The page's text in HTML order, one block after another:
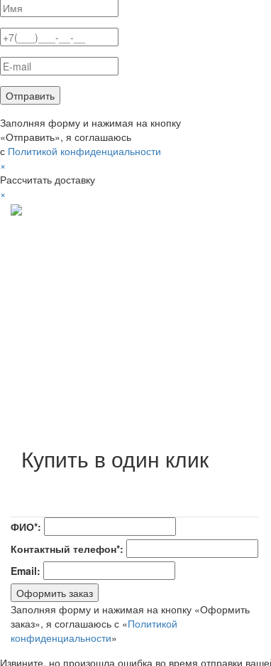
Заполняя форму и нажимая на кнопку
«Отправить», я соглашаюсь
с Политикой конфиденциальности
×
Рассчитать доставку
×
Купить в один клик
ФИО*:
Контактный телефон*:
Email:
Оформить заказ
Заполняя форму и нажимая на кнопку «Оформить
заказ», я соглашаюсь с «Политикой
конфиденциальности»
Извините, но произошла ошибка во время отправки